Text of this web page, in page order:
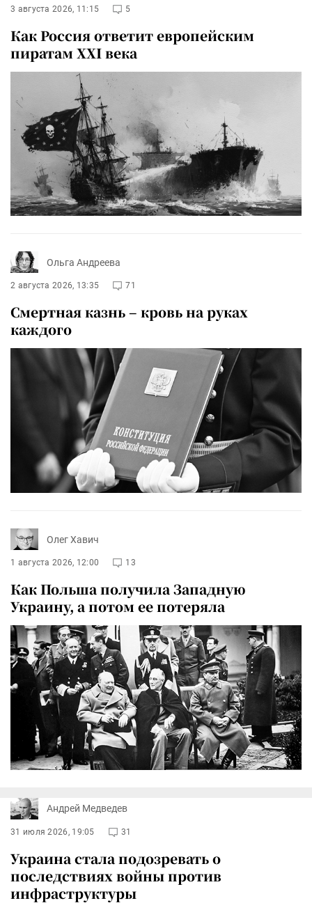
3 августа 2026, 11:15 5
Как Россия ответит европейским
пиратам XXI века
Ольга Андреева
2 августа 2026, 13:35 71
Смертная казнь – кровь на руках
каждого
Олег Хавич
1 августа 2026, 12:00 13
Как Польша получила Западную
Украину, а потом ее потеряла
Андрей Медведев
31 июля 2026, 19:05 31
Украина стала подозревать о
последствиях войны против
инфраструктуры